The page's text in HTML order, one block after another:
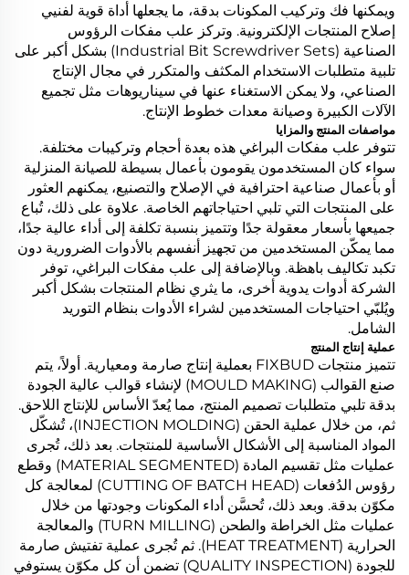
ويمكنها فك وتركيب المكونات بدقة، ما يجعلها أداة قوية لفنيي
إصلاح المنتجات الإلكترونية. وتركز علب مفكات الرؤوس
الصناعية (Industrial Bit Screwdriver Sets) بشكل أكبر على
تلبية متطلبات الاستخدام المكثف والمتكرر في مجال الإنتاج
الصناعي، ولا يمكن الاستغناء عنها في سيناريوهات مثل تجميع
الآلات الكبيرة وصيانة معدات خطوط الإنتاج.
مواصفات المنتج والمزايا
تتوفر علب مفكات البراغي هذه بعدة أحجام وتركيبات مختلفة.
سواء كان المستخدمون يقومون بأعمال بسيطة للصيانة المنزلية
أو بأعمال صناعية احترافية في الإصلاح والتصنيع، يمكنهم العثور
على المنتجات التي تلبي احتياجاتهم الخاصة. علاوة على ذلك، تُباع
جميعها بأسعار معقولة جدًا وتتميز بنسبة تكلفة إلى أداء عالية جدًا،
مما يمكّن المستخدمين من تجهيز أنفسهم بالأدوات الضرورية دون
تكبد تكاليف باهظة. وبالإضافة إلى علب مفكات البراغي، توفر
الشركة أدوات يدوية أخرى، ما يثري نظام المنتجات بشكل أكبر
ويُلبّي احتياجات المستخدمين لشراء الأدوات بنظام التوريد
الشامل.
عملية إنتاج المنتج
تتميز منتجات FIXBUD بعملية إنتاج صارمة ومعيارية. أولاً، يتم
صنع القوالب (MOULD MAKING) لإنشاء قوالب عالية الجودة
بدقة تلبي متطلبات تصميم المنتج، مما يُعدّ الأساس للإنتاج اللاحق.
ثم، من خلال عملية الحقن (INJECTION MOLDING)، تُشكّل
المواد المناسبة إلى الأشكال الأساسية للمنتجات. بعد ذلك، تُجرى
عمليات مثل تقسيم المادة (MATERIAL SEGMENTED) وقطع
رؤوس الدُفعات (CUTTING OF BATCH HEAD) لمعالجة كل
مكوّن بدقة. وبعد ذلك، تُحسَّن أداء المكونات وجودتها من خلال
عمليات مثل الخراطة والطحن (TURN MILLING) والمعالجة
الحرارية (HEAT TREATMENT). ثم تُجرى عملية تفتيش صارمة
للجودة (QUALITY INSPECTION) تضمن أن كل مكوّن يستوفي